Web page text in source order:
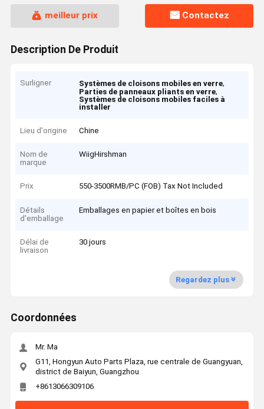
meilleur prix Contactez
Description De Produit
Surligner Systèmes de cloisons mobiles en verre,
Parties de panneaux pliants en verre,
Systèmes de cloisons mobiles faciles à
installer
Lieu d'origine Chine
Nom de
marque
WiigHirshman
Prix 550-3500RMB/PC (FOB) Tax Not Included
Détails
d'emballage
Emballages en papier et boîtes en bois
Délai de
livraison
30 jours
Regardez plus
Coordonnées
Mr. Ma
G11, Hongyun Auto Parts Plaza, rue centrale de Guangyuan,
district de Baiyun, Guangzhou
+8613066309106